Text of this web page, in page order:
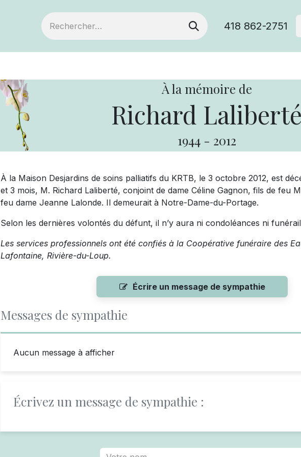
418 862-2751
À la mémoire de
Richard Laliberté
1944 - 2012
À la Maison Desjardins de soins palliatifs du KRTB, le 3 octobre 2012, est
et 3 mois, M. Richard Laliberté, conjoint de dame Céline Gagnon, fils de feu
feu dame Jeanne Lalonde. Il demeurait à Notre-Dame-du-Portage.
Selon les dernières volontés du défunt, il n’y aura ni condoléances ni
Les services professionnels ont été confiés à la Coopérative funéraire des
Lafontaine, Rivière-du-Loup.
Écrire un message de sympathie
Messages de sympathie
Aucun message à afficher
Écrivez un message de sympathie :